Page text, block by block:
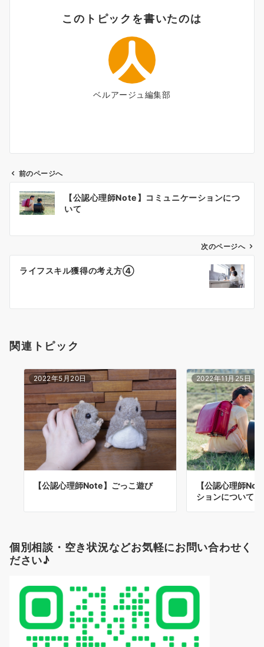
このトピックを書いたのは
ベルアージュ編集部
投
稿
ゲ
シ
ン
前のページへ
【公認心理師Note】コミュニケーションにつ
いて
次のページへ
ライフスキル獲得の考え方④
関連トピック
2022年5月20日
【公認心理師Note】ごっこ遊び
2022年11月25日
【公認心理師
ションについて
個別相談・空き状況などお気軽にお問い合わせく
ださい♪